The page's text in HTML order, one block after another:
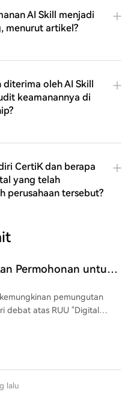
AI Skill menjadi
menurut artikel?
oleh AI Skill
keamanannya di
CertiK dan berapa
yang telah
perusahaan tersebut?
Permohonan untuk
Septemberpemungutan
debat atas RUU "Digital
suara pengakhiran
lalu